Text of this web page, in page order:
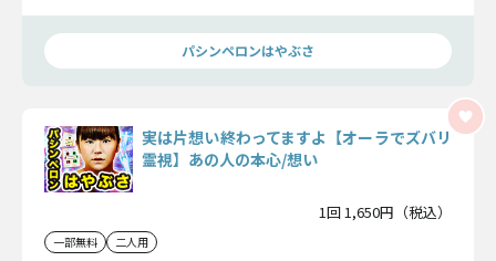
パシンペロンはやぶさ
実は片想い終わってますよ【オーラでズバリ
霊視】あの人の本心/想い
1回 1,650円（税込）
一部無料 二人用